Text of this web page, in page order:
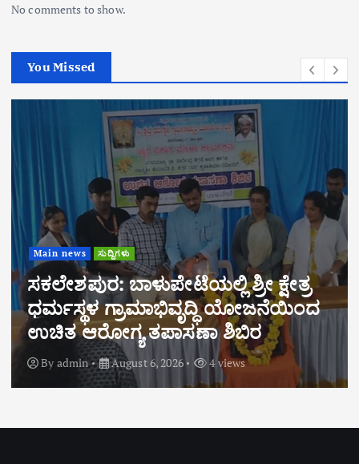
No comments to show.
You Missed
Main news ಸುದ್ದಿಗಳು
ಬೆಸ್ಟ್ ಎಂಎಲ್ಎ ಪ್ರಶಸ್ತಿ ಪುರಸ್ಕೃತ ಶಾಸಕ
ಹರೀಶ್ ಪೂಂಜರಿಗೆ ಬಿಜೆಪಿ
ಮೋರ್ಚಾಗಳಿಂದ ಅಭಿನಂದನೆ
By admin August 6, 2026 6 views